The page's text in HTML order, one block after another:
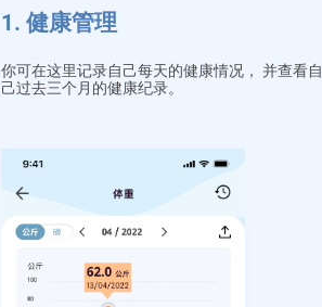
1. 健康管理
你可在这里记录自己每天的健康情况， 并查看自
己过去三个月的健康纪录。